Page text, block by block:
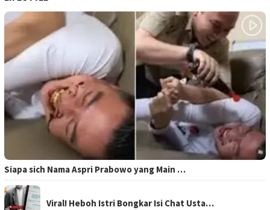
Siapa sich Nama Aspri Prabowo yang Main …
Viral! Heboh Istri Bongkar Isi Chat Usta…